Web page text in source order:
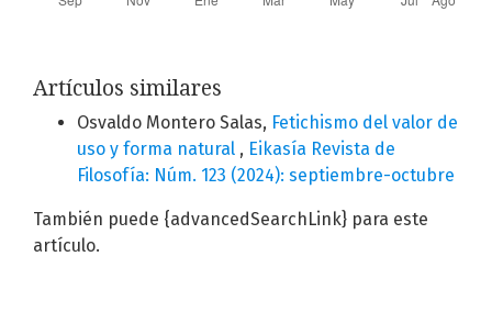
Artículos similares
Osvaldo Montero Salas, Fetichismo del valor de
uso y forma natural , Eikasía Revista de
Filosofía: Núm. 123 (2024): septiembre-octubre
También puede {advancedSearchLink} para este
artículo.